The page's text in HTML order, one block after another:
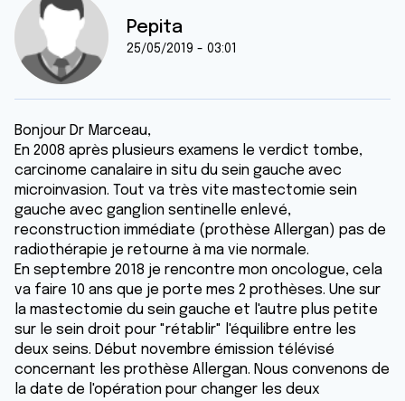
Pepita
25/05/2019 - 03:01
Bonjour Dr Marceau,
En 2008 après plusieurs examens le verdict tombe,
carcinome canalaire in situ du sein gauche avec
microinvasion. Tout va très vite mastectomie sein
gauche avec ganglion sentinelle enlevé,
reconstruction immédiate (prothèse Allergan) pas de
radiothérapie je retourne à ma vie normale.
En septembre 2018 je rencontre mon oncologue, cela
va faire 10 ans que je porte mes 2 prothèses. Une sur
la mastectomie du sein gauche et l'autre plus petite
sur le sein droit pour "rétablir" l'équilibre entre les
deux seins. Début novembre émission télévisé
concernant les prothèse Allergan. Nous convenons de
la date de l'opération pour changer les deux